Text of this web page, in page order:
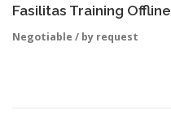
Fasilitas Training
Negotiable / by request